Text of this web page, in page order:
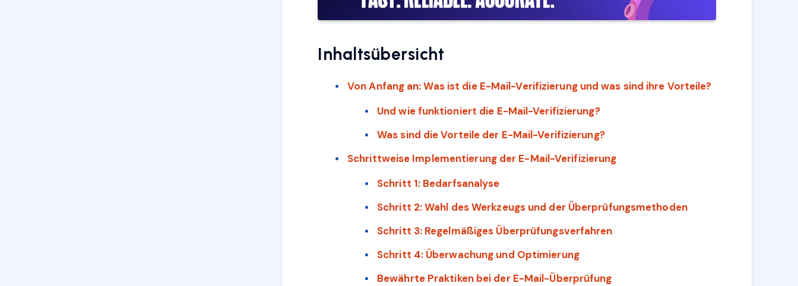
Inhaltsübersicht
Von Anfang an: Was ist die E-Mail-Verifizierung und was sind ihre Vorteile?
Und wie funktioniert die E-Mail-Verifizierung?
Was sind die Vorteile der E-Mail-Verifizierung?
Schrittweise Implementierung der E-Mail-Verifizierung
Schritt 1: Bedarfsanalyse
Schritt 2: Wahl des Werkzeugs und der Überprüfungsmethoden
Schritt 3: Regelmäßiges Überprüfungsverfahren
Schritt 4: Überwachung und Optimierung
Bewährte Praktiken bei der E-Mail-Überprüfung